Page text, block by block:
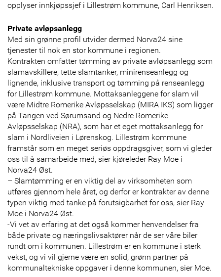
opplyser innkjøpssjef i Lillestrøm kommune, Carl Henriksen.
Private avløpsanlegg
Med sin grønne profil utvider dermed Norva24 sine
tjenester til nok en stor kommune i regionen.
Kontrakten omfatter tømming av private avløpsanlegg som
slamavskillere, tette slamtanker, minirenseanlegg og
lignende, inklusive transport og tømming på renseanlegg
for Lillestrøm kommune. Mottaksanleggene for slam vil
være Midtre Romerike Avløpsselskap (MIRA IKS) som ligger
på Tangen ved Sørumsand og Nedre Romerike
Avløpsselskap (NRA), som har et eget mottaksanlegg for
slam i Nordliveien i Lørenskog. Lillestrøm kommune
framstår som en meget seriøs oppdragsgiver, som vi gleder
oss til å samarbeide med, sier kjøreleder Ray Moe i
Norva24 Øst.
– Slamtømming er en viktig del av virksomheten som
utføres gjennom hele året, og derfor er kontrakter av denne
typen viktig med tanke på forutsigbarhet for oss, sier Ray
Moe i Norva24 Øst.
-Vi vet av erfaring at det også kommer henvendelser fra
både private og næringslivsaktører når de ser våre biler
rundt om i kommunen. Lillestrøm er en kommune i sterk
vekst, og vi vil gjerne være en solid, grønn partner på
kommunaltekniske oppgaver i denne kommunen, sier Moe.